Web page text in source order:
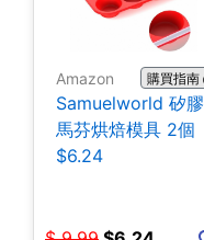
Amazon 購買指南
Samuelworld 矽膠
馬芬烘焙模具 2個
$6.24